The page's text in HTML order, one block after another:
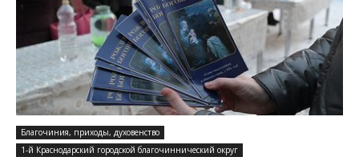
Благочиния, приходы, духовенство
1-й Краснодарский городской благочиннический округ